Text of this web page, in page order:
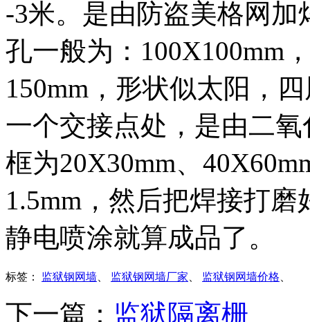
-3米。是由防盗美格网
孔一般为：100X100mm
150mm，形状似太阳，
一个交接点处，是由二
框为20X30mm、
1.5mm，然后把焊接打
静电喷涂就算成品了。
标签： 监狱钢网墙、 监狱钢网墙厂家、 监狱钢网墙价格、
下一篇： 监狱隔离栅